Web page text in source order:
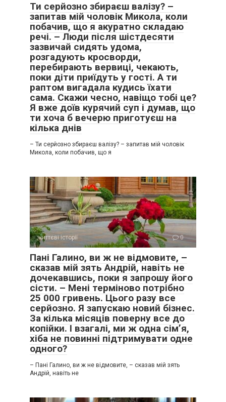
Ти серйозно збираєш валізу? –
запитав мій чоловік Микола, коли
побачив, що я акуратно складаю
речі. – Люди після шістдесяти
зазвичай сидять удома,
розгадують кросворди,
перебирають вервиці, чекають,
поки діти приїдуть у гості. А ти
раптом вигадала кудись їхати
сама. Скажи чесно, навіщо тобі це?
Я вже доїв курячий суп і думав, що
ти хоча б вечерю приготуєш на
кілька днів
– Ти серйозно збираєш валізу? – запитав мій чоловік
Микола, коли побачив, що я
життєві історії 0
Пані Галино, ви ж не відмовите, –
сказав мій зять Андрій, навіть не
дочекавшись, поки я запрошу його
сісти. – Мені терміново потрібно
25 000 гривень. Цього разу все
серйозно. Я запускаю новий бізнес.
За кілька місяців поверну все до
копійки. І взагалі, ми ж одна сім’я,
хіба не повинні підтримувати одне
одного?
– Пані Галино, ви ж не відмовите, – сказав мій зять
Андрій, навіть не